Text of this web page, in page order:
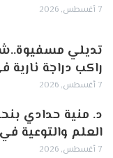
7 أغسطس, 2026
تديلي
راكب دراجة
7 أغسطس, 2026
د. منية حدادي
العلم والتوعية
7 أغسطس, 2026